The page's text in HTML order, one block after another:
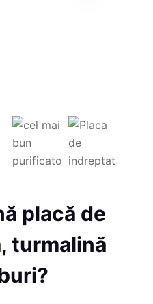
placă de
turmalină